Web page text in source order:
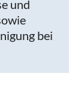
und
bei